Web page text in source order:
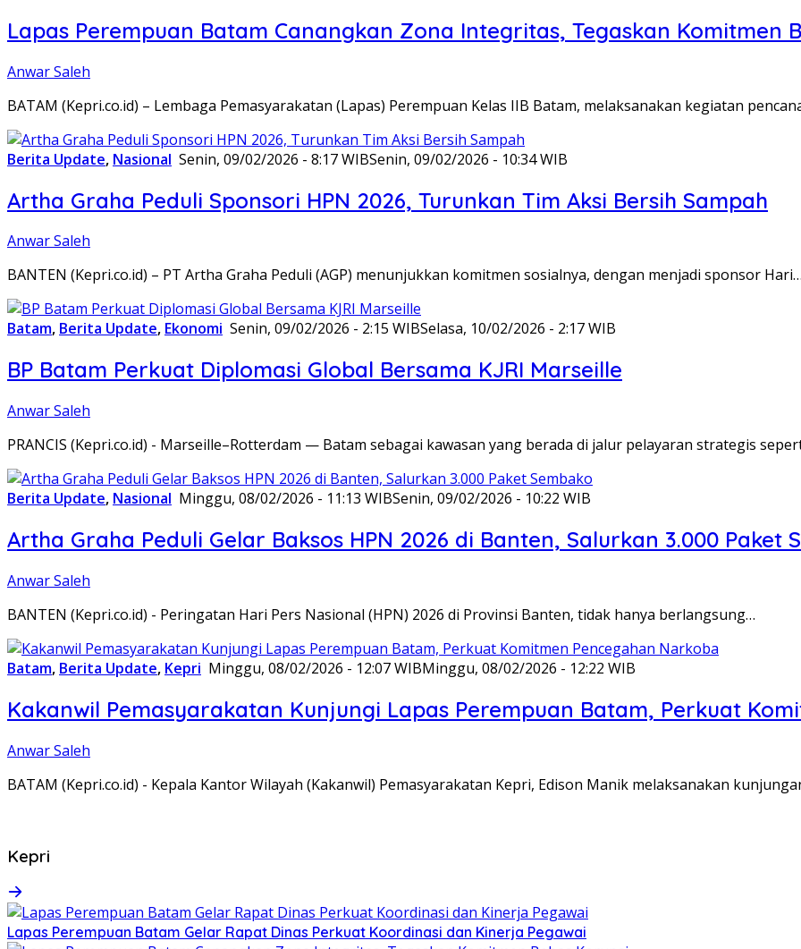
Lapas Perempuan Batam Canangkan Zona Integritas, Tegaskan Komitmen
Anwar Saleh
BATAM (Kepri.co.id) – Lembaga Pemasyarakatan (Lapas) Perempuan Kelas IIB Batam, melaksanakan kegiatan
Berita Update, Nasional Senin, 09/02/2026 - 8:17 WIBSenin, 09/02/2026 - 10:34 WIB
Artha Graha Peduli Sponsori HPN 2026, Turunkan Tim Aksi Bersih Sampah
Anwar Saleh
BANTEN (Kepri.co.id) – PT Artha Graha Peduli (AGP) menunjukkan komitmen sosialnya, dengan menjadi sponsor Hari…
Batam, Berita Update, Ekonomi Senin, 09/02/2026 - 2:15 WIBSelasa, 10/02/2026 - 2:17 WIB
BP Batam Perkuat Diplomasi Global Bersama KJRI Marseille
Anwar Saleh
PRANCIS (Kepri.co.id) - Marseille–Rotterdam — Batam sebagai kawasan yang berada di jalur pelayaran strategis
Berita Update, Nasional Minggu, 08/02/2026 - 11:13 WIBSenin, 09/02/2026 - 10:22 WIB
Artha Graha Peduli Gelar Baksos HPN 2026 di Banten, Salurkan 3.000 Paket
Anwar Saleh
BANTEN (Kepri.co.id) - Peringatan Hari Pers Nasional (HPN) 2026 di Provinsi Banten, tidak hanya berlangsung…
Batam, Berita Update, Kepri Minggu, 08/02/2026 - 12:07 WIBMinggu, 08/02/2026 - 12:22 WIB
Kakanwil Pemasyarakatan Kunjungi Lapas Perempuan Batam, Perkuat
Anwar Saleh
BATAM (Kepri.co.id) - Kepala Kantor Wilayah (Kakanwil) Pemasyarakatan Kepri, Edison Manik melaksanakan
Kepri
Lapas Perempuan Batam Gelar Rapat Dinas Perkuat Koordinasi dan Kinerja Pegawai